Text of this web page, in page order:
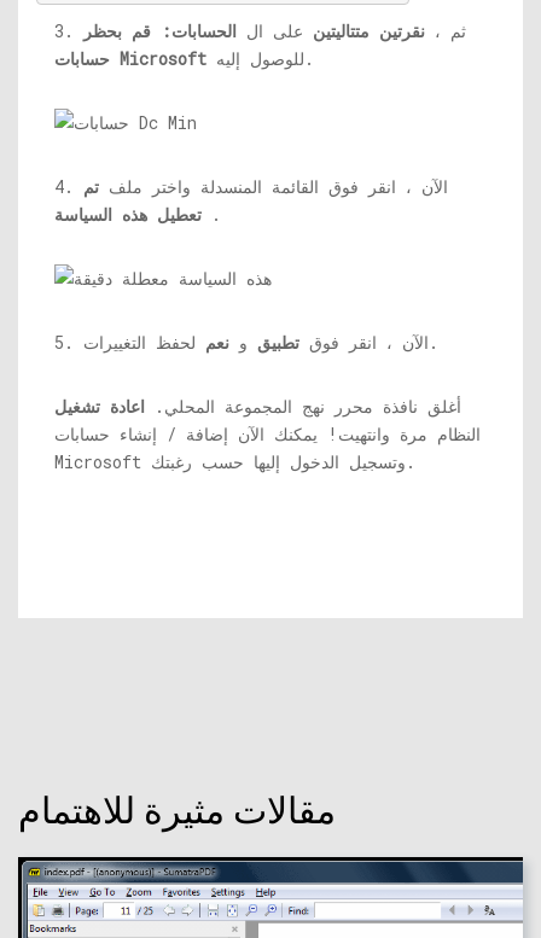
3. ثم ، نقرتين متتاليتين على ال الحسابات: قم بحظر
حسابات Microsoft
للوصول إليه.
4. الآن ، انقر فوق القائمة المنسدلة واختر ملف تم
تعطيل هذه السياسة .
5. الآن ، انقر فوق تطبيق و نعم لحفظ التغييرات.
أغلق نافذة محرر نهج المجموعة المحلي. اعادة تشغيل
النظام مرة وانتهيت! يمكنك الآن إضافة / إنشاء حسابات
Microsoft وتسجيل الدخول إليها حسب رغبتك.
مقالات مثيرة للاهتمام